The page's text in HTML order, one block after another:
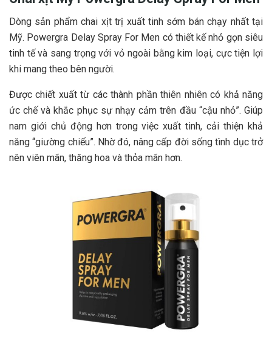
Dòng sản phẩm chai xịt trị xuất tinh sớm bán chạy nhất tại
Mỹ. Powergra Delay Spray For Men có thiết kế nhỏ gọn siêu
tinh tế và sang trọng với vỏ ngoài bằng kim loại, cực tiện lợi
khi mang theo bên người.
Được chiết xuất từ các thành phần thiên nhiên có khả năng
ức chế và khắc phục sự nhạy cảm trên đầu “cậu nhỏ”. Giúp
nam giới chủ động hơn trong việc xuất tinh, cải thiện khả
năng “giường chiếu”. Nhờ đó, nâng cấp đời sống tình dục trở
nên viên mãn, thăng hoa và thỏa mãn hơn.